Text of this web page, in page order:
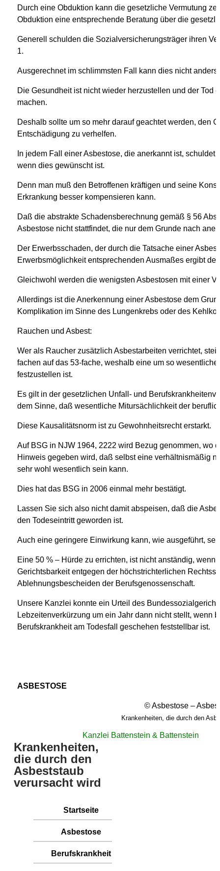
Durch eine Obduktion kann die gesetzliche Vermutung
Obduktion eine entsprechende Beratung über die
Generell schulden die Sozialversicherungsträger ihren
1.
Ausgerechnet im schlimmsten Fall kann dies nicht anders
Die Gesundheit ist nicht wieder herzustellen und der Tod
machen.
Deshalb sollte um so mehr darauf geachtet werden, den
Entschädigung zu verhelfen.
In jedem Fall einer Asbestose, die anerkannt ist,
wenn dies gewünscht ist.
Denn man muß den Betroffenen kräftigen und seine
Erkrankung besser kompensieren kann.
Daß die abstrakte Schadensberechnung gemäß § 56
Asbestose nicht stattfindet, die nur dem Grunde nach
Der Erwerbsschaden, der durch die Tatsache einer
Erwerbsmöglichkeit entsprechenden Ausmaßes ergibt
Gleichwohl werden die wenigsten Asbestosen mit einer
Allerdings ist die Anerkennung einer Asbestose dem
Komplikation im Sinne des Lungenkrebs oder des
Rauchen und Asbest:
Wer als Raucher zusätzlich Asbestarbeiten verrichtet,
fachen auf das 53-fache, weshalb eine um so
festzustellen ist.
Es gilt in der gesetzlichen Unfall- und
dem Sinne, daß wesentliche Mitursächlichkeit der
Diese Kausalitätsnorm ist zu Gewohnheitsrecht erstarkt.
Auf BSG in NJW 1964, 2222 wird Bezug genommen, wo
Hinweis gegeben wird, daß selbst eine verhältnismäßig
sehr wohl wesentlich sein kann.
Dies hat das BSG in 2006 einmal mehr bestätigt.
Lassen Sie sich also nicht damit abspeisen, daß die
den Todeseintritt geworden ist.
Auch eine geringere Einwirkung kann, wie ausgeführt,
Eine 50 % – Hürde zu errichten, ist nicht anständig,
Gerichtsbarkeit entgegen der höchstrichterlichen
Ablehnungsbescheiden der Berufsgenossenschaft.
Unsere Kanzlei konnte ein Urteil des
Lebzeitenverkürzung um ein Jahr dann nicht stellt, wenn
Berufskrankheit am Todesfall geschehen feststellbar ist.
ASBESTOSE
© Asbestose –
Krankenheiten, die durch den
Krankenheiten,
die durch den
Asbeststaub
verursacht wird
Startseite
Asbestose
Berufskrankheit
Kanzlei Battenstein & Battenstein